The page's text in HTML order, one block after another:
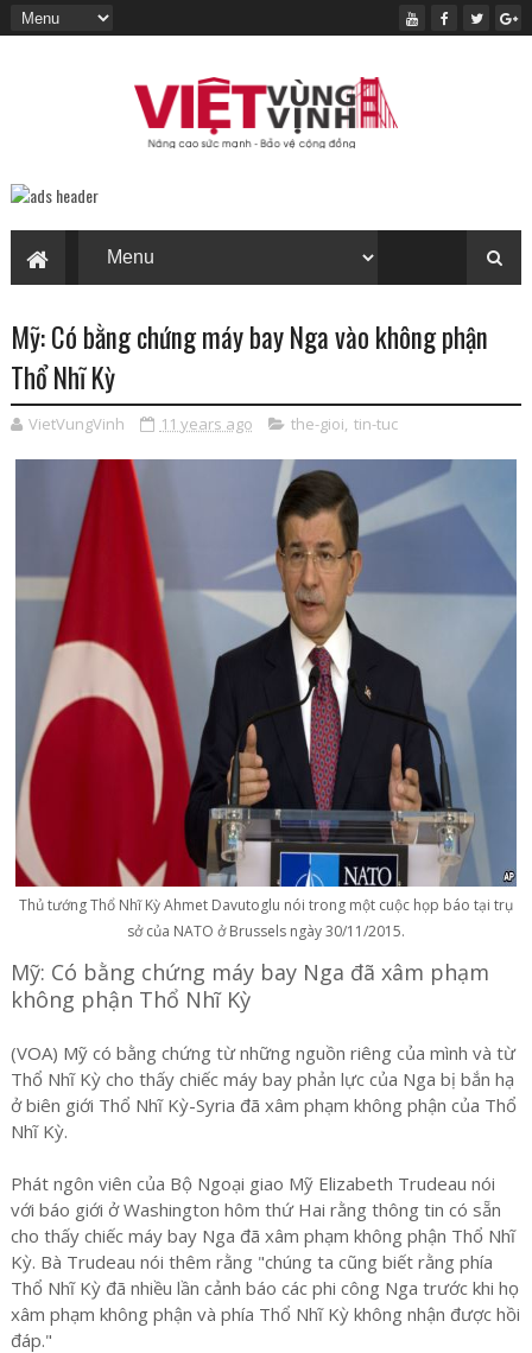
Mỹ: Có bằng chứng máy bay Nga vào không phận
Thổ Nhĩ Kỳ
VietVungVinh 11 years ago the-gioi, tin-tuc
Thủ tướng Thổ Nhĩ Kỳ Ahmet Davutoglu nói trong một cuộc họp báo tại trụ
sở của NATO ở Brussels ngày 30/11/2015.
Mỹ: Có bằng chứng máy bay Nga đã xâm phạm
không phận Thổ Nhĩ Kỳ
(VOA) Mỹ có bằng chứng từ những nguồn riêng của mình và từ
Thổ Nhĩ Kỳ cho thấy chiếc máy bay phản lực của Nga bị bắn hạ
ở biên giới Thổ Nhĩ Kỳ-Syria đã xâm phạm không phận của Thổ
Nhĩ Kỳ.
Phát ngôn viên của Bộ Ngoại giao Mỹ Elizabeth Trudeau nói
với báo giới ở Washington hôm thứ Hai rằng thông tin có sẵn
cho thấy chiếc máy bay Nga đã xâm phạm không phận Thổ Nhĩ
Kỳ. Bà Trudeau nói thêm rằng "chúng ta cũng biết rằng phía
Thổ Nhĩ Kỳ đã nhiều lần cảnh báo các phi công Nga trước khi họ
xâm phạm không phận và phía Thổ Nhĩ Kỳ không nhận được hồi
đáp."